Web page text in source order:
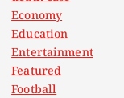
Economy
Education
Entertainment
Featured
Football